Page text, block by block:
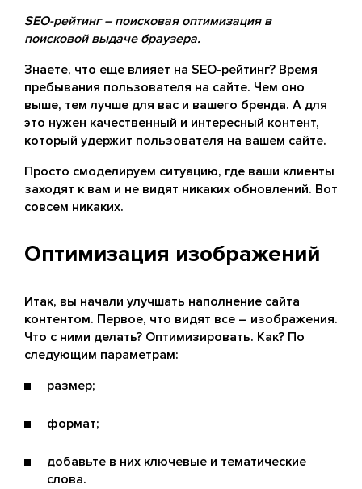
SEO-рейтинг – поисковая оптимизация в
поисковой выдаче браузера.
Знаете, что еще влияет на SEO-рейтинг? Время
пребывания пользователя на сайте. Чем оно
выше, тем лучше для вас и вашего бренда. А для
это нужен качественный и интересный контент,
который удержит пользователя на вашем сайте.
Просто смоделируем ситуацию, где ваши клиенты
заходят к вам и не видят никаких обновлений. Вот
совсем никаких.
Оптимизация изображений
Итак, вы начали улучшать наполнение сайта
контентом. Первое, что видят все – изображения.
Что с ними делать? Оптимизировать. Как? По
следующим параметрам:
размер;
формат;
добавьте в них ключевые и тематические
слова.